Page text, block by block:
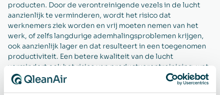
producten. Door de verontreinigende vezels in de lucht
aanzienlijk te verminderen, wordt het risico dat
werknemers ziek worden en vrij moeten nemen van het
werk, of zelfs langdurige ademhalingsproblemen krijgen,
ook aanzienlijk lager en dat resulteert in een toegenomen
productiviteit. Een betere kwaliteit van de lucht
vermindert ook het risico van productverontreiniging, wat
op zijn beurt de levensduur en de kwaliteit van de
producten verlengt en het risico van verstopping van